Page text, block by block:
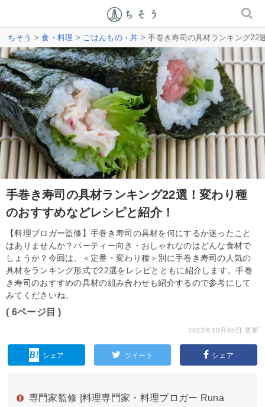
ちそう >食・料理 > ごはんもの・丼 > 手巻き寿司の具材ランキング22
手巻き寿司の具材ランキング22選！変わり種
のおすすめなどレシピと紹介！
【料理ブロガー監修】手巻き寿司の具材を何にするか迷ったこと
はありませんか？パーティー向き・おしゃれなのはどんな食材で
しょうか？今回は、＜定番・変わり種＞別に手巻き寿司の人気の
具材をランキング形式で22選をレシピとともに紹介します。手巻
き寿司のおすすめの具材の組み合わせも紹介するので参考にして
みてくださいね。
( 6ページ目 )
2023年10月05日 更新
シェア ツイート シェア
専門家監修 | 料理専門家・料理ブロガー Runa